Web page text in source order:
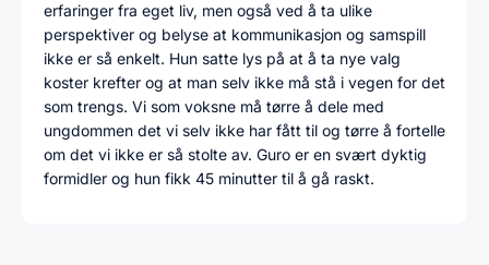
erfaringer fra eget liv, men også ved å ta ulike
perspektiver og belyse at kommunikasjon og samspill
ikke er så enkelt. Hun satte lys på at å ta nye valg
koster krefter og at man selv ikke må stå i vegen for det
som trengs. Vi som voksne må tørre å dele med
ungdommen det vi selv ikke har fått til og tørre å fortelle
om det vi ikke er så stolte av. Guro er en svært dyktig
formidler og hun fikk 45 minutter til å gå raskt.